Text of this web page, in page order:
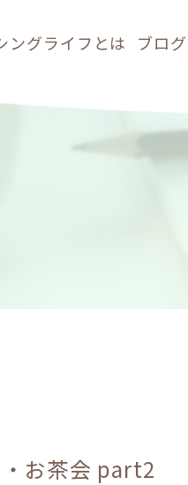
ングライフとは ブログ
お茶会 part2